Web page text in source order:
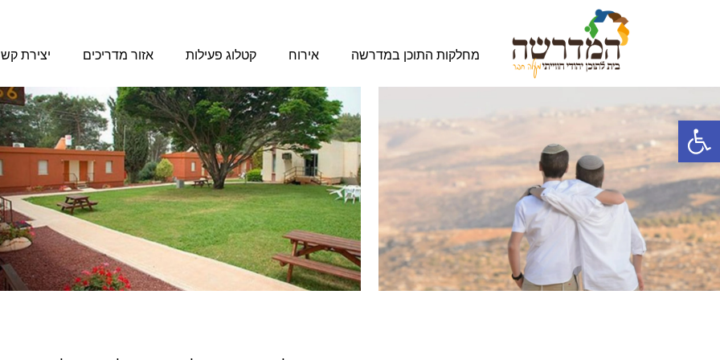
פתח סרגל נגישות
מחלקות התוכן במדרשה אירוח קטלוג פעילות אזור מדריכים יצירת